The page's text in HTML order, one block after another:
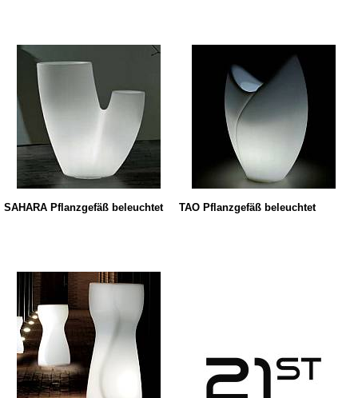
SAHARA Pflanzgefäß beleuchtet TAO Pflanzgefäß beleuchtet